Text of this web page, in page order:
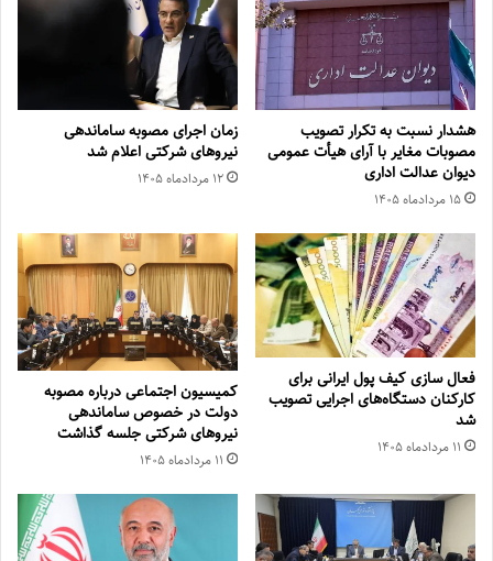
هشدار نسبت به تکرار تصویب
مصوبات مغایر با آرای هیأت عمومی
دیوان عدالت اداری
۱۵ مرداد‌ماه ۱۴۰۵
زمان اجرای مصوبه ساماندهی
نیروهای شرکتی اعلام شد
۱۲ مرداد‌ماه ۱۴۰۵
فعال سازی کیف پول ایرانی برای
کارکنان دستگاه‌های اجرایی تصویب
شد
۱۱ مرداد‌ماه ۱۴۰۵
کمیسیون اجتماعی درباره مصوبه
دولت در خصوص ساماندهی
نیروهای شرکتی جلسه گذاشت
۱۱ مرداد‌ماه ۱۴۰۵